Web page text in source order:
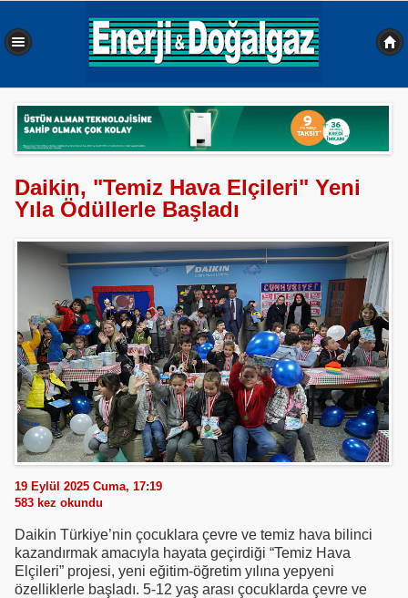
Daikin, "Temiz Hava Elçileri" Yeni
Yıla Ödüllerle Başladı
19 Eylül 2025 Cuma, 17:19
583 kez okundu
Daikin Türkiye’nin çocuklara çevre ve temiz hava bilinci
kazandırmak amacıyla hayata geçirdiği “Temiz Hava
Elçileri” projesi, yeni eğitim-öğretim yılına yepyeni
özelliklerle başladı. 5-12 yaş arası çocuklarda çevre ve
0,496 sn